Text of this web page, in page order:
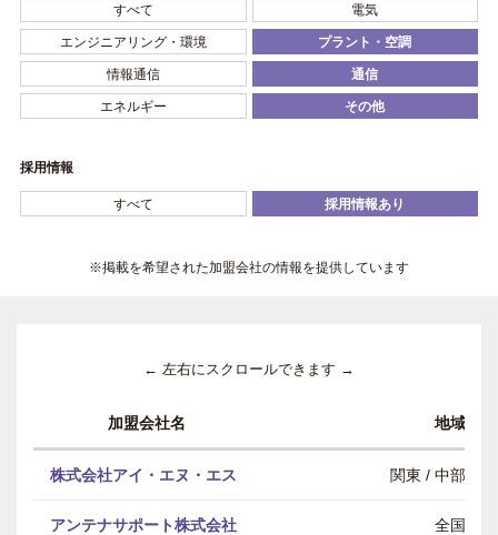
すべて 電気
エンジニアリング・環境 プラント・空調
情報通信 通信
エネルギー その他
採用情報
すべて 採用情報あり
※掲載を希望された加盟会社の情報を提供しています
← 左右にスクロールできます →
加盟会社名 地域
株式会社アイ・エヌ・エス 関東 / 中部 / 近
アンテナサポート株式会社 全国